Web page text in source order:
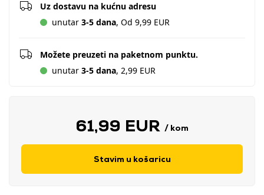
Uz dostavu na kućnu adresu
unutar 3-5 dana, Od 9,99 EUR
Možete preuzeti na paketnom punktu.
unutar 3-5 dana, 2,99 EUR
61,99 EUR / kom
Stavim u košaricu